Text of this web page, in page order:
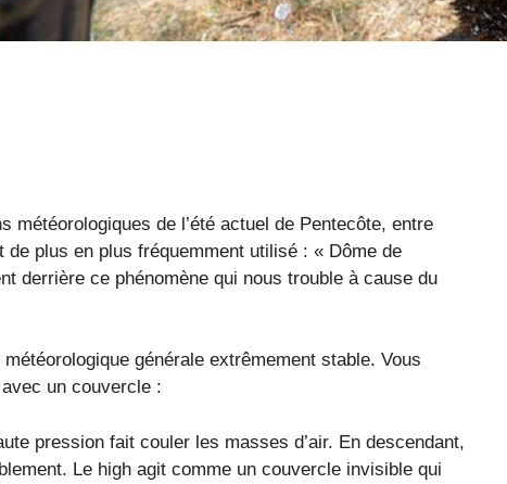
météorologiques de l’été actuel de Pentecôte, entre
plus en plus fréquemment utilisé : « Dôme de
derrière ce phénomène qui nous trouble à cause du
générale extrêmement stable. Vous
un couvercle :
pression fait couler les masses d’air. En descendant,
Le high agit comme un couvercle invisible qui